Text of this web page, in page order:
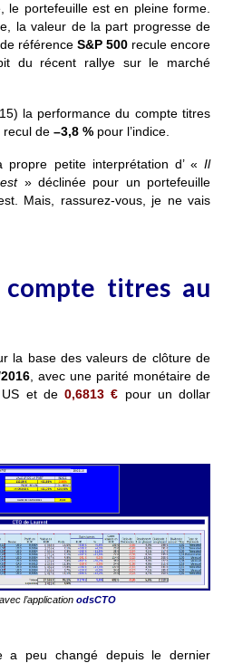
le portefeuille est en pleine forme.
la valeur de la part progresse de
référence S&P 500 recule encore
du récent rallye sur le marché
la performance du compte titres
recul de –3,8 % pour l’indice.
propre petite interprétation d’ « Il
» déclinée pour un portefeuille
Mais, rassurez-vous, je ne vais
titres au
la base des valeurs de clôture de
, avec une parité monétaire de
et de 0,6813€ pour un dollar
l’application odsCTO
a peu changé depuis le dernier